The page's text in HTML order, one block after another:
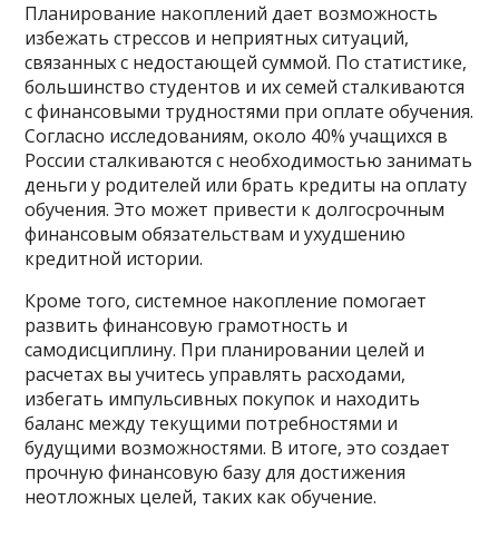
Планирование накоплений дает возможность
избежать стрессов и неприятных ситуаций,
связанных с недостающей суммой. По статистике,
большинство студентов и их семей сталкиваются
с финансовыми трудностями при оплате обучения.
Согласно исследованиям, около 40% учащихся в
России сталкиваются с необходимостью занимать
деньги у родителей или брать кредиты на оплату
обучения. Это может привести к долгосрочным
финансовым обязательствам и ухудшению
кредитной истории.
Кроме того, системное накопление помогает
развить финансовую грамотность и
самодисциплину. При планировании целей и
расчетах вы учитесь управлять расходами,
избегать импульсивных покупок и находить
баланс между текущими потребностями и
будущими возможностями. В итоге, это создает
прочную финансовую базу для достижения
неотложных целей, таких как обучение.